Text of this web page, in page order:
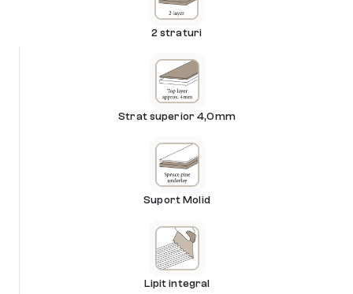
2 straturi
Strat superior 4,0mm
Suport Molid
Lipit integral